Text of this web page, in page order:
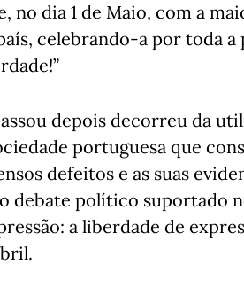
no dia 1 de Maio, com a
celebrando-a por toda
depois decorreu da
portuguesa que
defeitos e as suas
debate político suportado
a liberdade de